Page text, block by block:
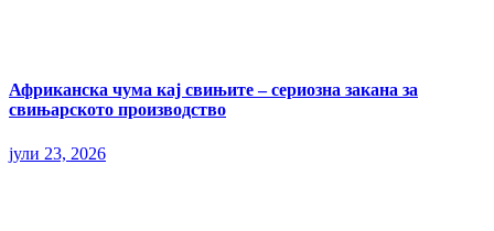
Африканска чума кај свињите – сериозна закана за
свињарското производство
јули 23, 2026